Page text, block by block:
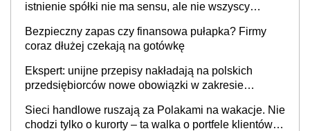
istnienie spółki nie ma sensu, ale nie wszyscy
Bezpieczny zapas czy finansowa pułapka? Firmy
coraz dłużej czekają na gotówkę
Ekspert: unijne przepisy nakładają na polskich
przedsiębiorców nowe obowiązki w zakresie
Sieci handlowe ruszają za Polakami na wakacje. Nie
chodzi tylko o kurorty – ta walka o portfele klientów